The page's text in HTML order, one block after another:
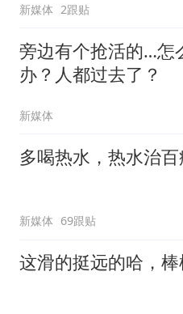
新媒体 2跟贴
旁边有个抢活的…怎
办？人都过去了？
新媒体
多喝热水，热水治百
新媒体 69跟贴
这滑的挺远的哈，